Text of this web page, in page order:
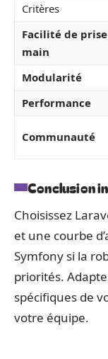
Critères
Facilité de
main
Modularité
Performance
Communauté
Conclusion
Choisissez
et une courbe
Symfony si la
priorités.
spécifiques de
votre équipe.